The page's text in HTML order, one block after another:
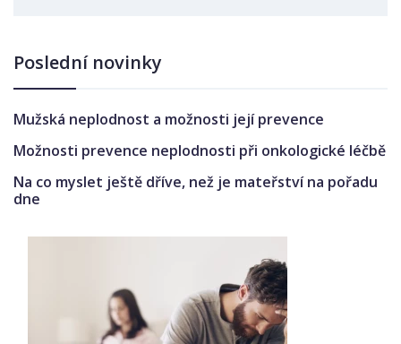
Poslední novinky
Mužská neplodnost a možnosti její prevence
Možnosti prevence neplodnosti při onkologické léčbě
Na co myslet ještě dříve, než je mateřství na pořadu
dne